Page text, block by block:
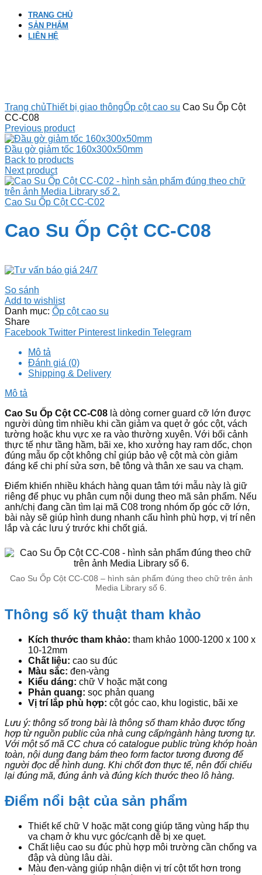
TRANG CHỦ
SẢN PHẨM
LIÊN HỆ
Trang chủThiết bị giao thôngỐp cột cao su Cao Su Ốp Cột
CC-C08
Previous product
Đầu gờ giảm tốc 160x300x50mm
Back to products
Next product
Cao Su Ốp Cột CC-C02
Cao Su Ốp Cột CC-C08
So sánh
Add to wishlist
Danh mục: Ốp cột cao su
Share
Facebook Twitter Pinterest linkedin Telegram
Mô tả
Đánh giá (0)
Shipping & Delivery
Mô tả
Cao Su Ốp Cột CC-C08 là dòng corner guard cỡ lớn được
người dùng tìm nhiều khi cần giảm va quẹt ở góc cột, vách
tường hoặc khu vực xe ra vào thường xuyên. Với bối cảnh
thực tế như tầng hầm, bãi xe, kho xưởng hay ram dốc, chọn
đúng mẫu ốp cột không chỉ giúp bảo vệ cột mà còn giảm
đáng kể chi phí sửa sơn, bê tông và thân xe sau va chạm.
Điểm khiến nhiều khách hàng quan tâm tới mẫu này là giữ
riêng để phục vụ phân cụm nội dung theo mã sản phẩm. Nếu
anh/chị đang cần tìm lại mã C08 trong nhóm ốp góc cỡ lớn,
bài này sẽ giúp hình dung nhanh cấu hình phù hợp, vị trí nên
lắp và các lưu ý trước khi chốt giá.
Cao Su Ốp Cột CC-C08 – hình sản phẩm đúng theo chữ trên ảnh
Media Library số 6.
Thông số kỹ thuật tham khảo
Kích thước tham khảo: tham khảo 1000-1200 x 100 x
10-12mm
Chất liệu: cao su đúc
Màu sắc: đen-vàng
Kiểu dáng: chữ V hoặc mặt cong
Phản quang: sọc phản quang
Vị trí lắp phù hợp: cột góc cao, khu logistic, bãi xe
Lưu ý: thông số trong bài là thông số tham khảo được tổng
hợp từ nguồn public của nhà cung cấp/ngành hàng tương tự.
Với một số mã CC chưa có catalogue public trùng khớp hoàn
toàn, nội dung đang bám theo form factor tương đương để
người đọc dễ hình dung. Khi chốt đơn thực tế, nên đối chiếu
lại đúng mã, đúng ảnh và đúng kích thước theo lô hàng.
Điểm nổi bật của sản phẩm
Thiết kế chữ V hoặc mặt cong giúp tăng vùng hấp thụ
va chạm ở khu vực góc/cạnh dễ bị xe quẹt.
Chất liệu cao su đúc phù hợp môi trường cần chống va
đập và dùng lâu dài.
Màu đen-vàng giúp nhận diện vị trí cột tốt hơn trong